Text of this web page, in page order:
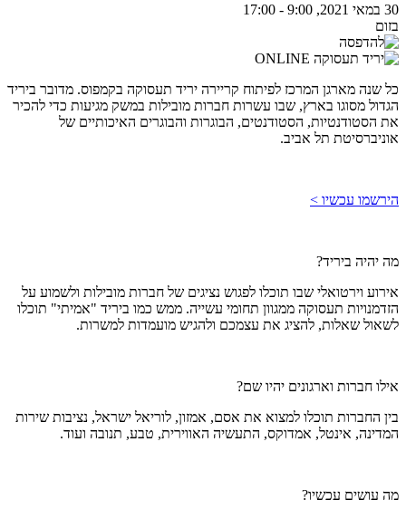
30 במאי 2021, 9:00 - 17:00
בזום
כל שנה מארגן המרכז לפיתוח קריירה יריד תעסוקה בקמפוס. מדובר ביריד
הגדול מסוגו בארץ, שבו עשרות חברות מובילות במשק מגיעות כדי להכיר
את הסטודנטיות, הסטודנטים, הבוגרות והבוגרים האיכותיים של
אוניברסיטת תל אביב.
הירשמו עכשיו >
מה יהיה ביריד?
אירוע וירטואלי שבו תוכלו לפגוש נציגים של חברות מובילות ולשמוע על
הזדמנויות תעסוקה ממגוון תחומי עשייה. ממש כמו ביריד "אמיתי" תוכלו
לשאול שאלות, להציג את עצמכם ולהגיש מועמדות למשרות.
אילו חברות וארגונים יהיו שם?
בין החברות תוכלו למצוא את אסם, אמזון, לוריאל ישראל, נציבות שירות
המדינה, אינטל, אמדוקס, התעשיה האווירית, טבע, תנובה ועוד.
מה עושים עכשיו?